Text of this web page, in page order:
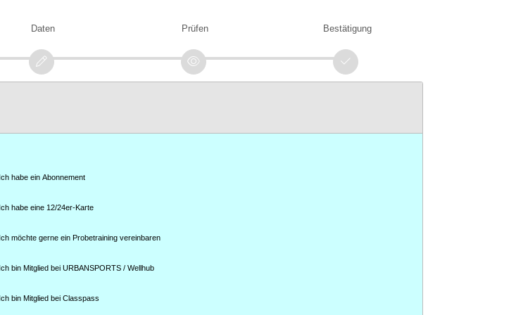
Daten Prüfen Bestätigung
Ich habe ein Abonnement
Ich habe eine 12/24er-Karte
Ich möchte gerne ein Probetraining vereinbaren
Ich bin Mitglied bei URBANSPORTS / Wellhub
Ich bin Mitglied bei Classpass